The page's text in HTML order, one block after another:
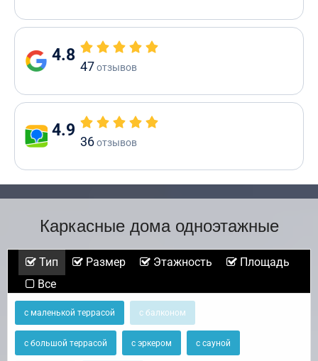
4.8
47отзывов
4.9
36отзывов
Каркасные дома одноэтажные
Тип Размер Этажность
Площадь
Все
с маленькой террасой с балконом
с большой террасой с эркером с сауной